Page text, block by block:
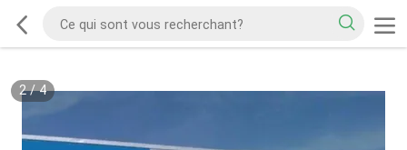
2/4